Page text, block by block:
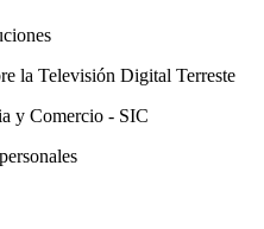
la Televisión Digital Terreste
y Comercio - SIC